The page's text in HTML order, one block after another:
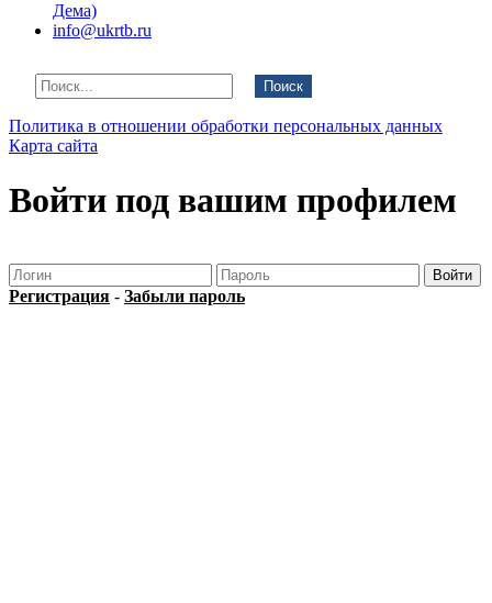
Дема)
info@ukrtb.ru
Поиск
Политика в отношении обработки персональных данных
Карта сайта
Войти под вашим профилем
Регистрация - Забыли пароль